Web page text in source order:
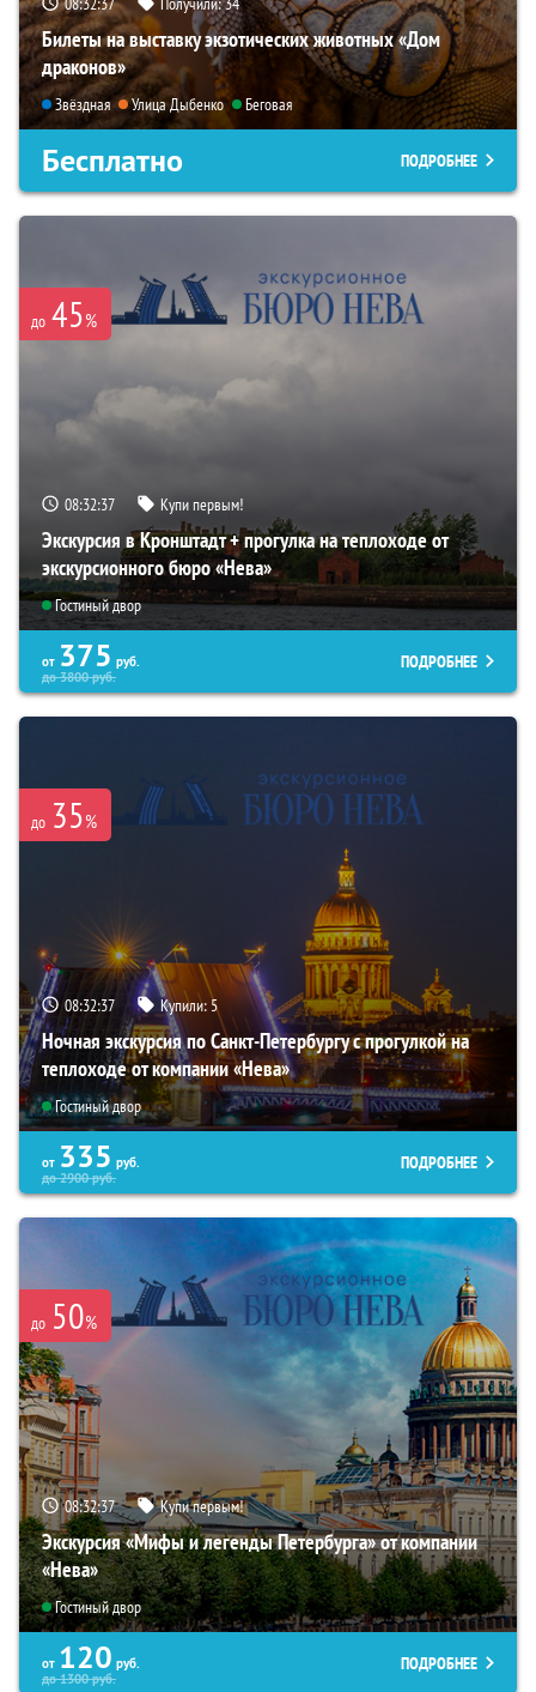
Билеты на выставку экзотических животных «Дом
драконов»
Звёздная Улица Дыбенко Беговая
Бесплатно ПОДРОБНЕЕ
до 45%
08:32:36 Купи первым!
Экскурсия в Кронштадт + прогулка на теплоходе от
экскурсионного бюро «Нева»
Гостиный двор
от 375 руб.
до3800руб.
ПОДРОБНЕЕ
до 35%
08:32:36 Купили:5
Ночная экскурсия по Санкт-Петербургу с прогулкой на
теплоходе от компании «Нева»
Гостиный двор
от 335 руб.
до2900руб.
ПОДРОБНЕЕ
до 50%
08:32:36 Купи первым!
Экскурсия «Мифы и легенды Петербурга» от компании
«Нева»
Гостиный двор
от 120 руб.
до1300руб.
ПОДРОБНЕЕ